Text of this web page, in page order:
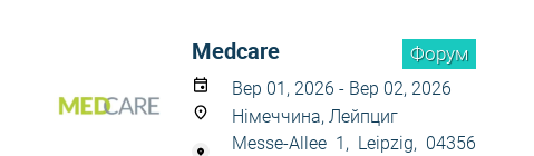
Форум
Medcare
Вер 01, 2026 - Вер 02, 2026
Німеччина, Лейпциг
Messe-Allee 1, Leipzig, 04356